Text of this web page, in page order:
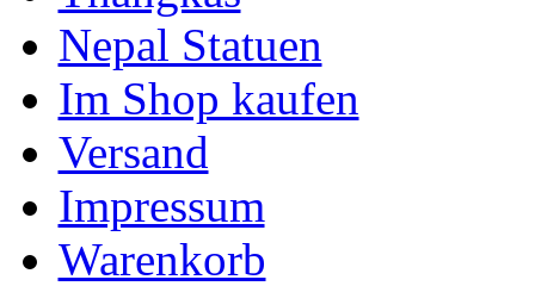
Nepal Statuen
Im Shop kaufen
Versand
Impressum
Warenkorb